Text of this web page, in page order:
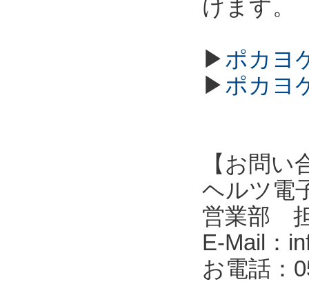
けます。
▶ポカヨ
▶ポカヨ
【お問い
ヘルツ電
営業部
E-Mail：
お電話：